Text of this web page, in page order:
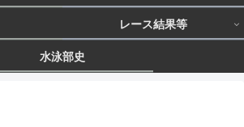
レース結果等
水泳部史